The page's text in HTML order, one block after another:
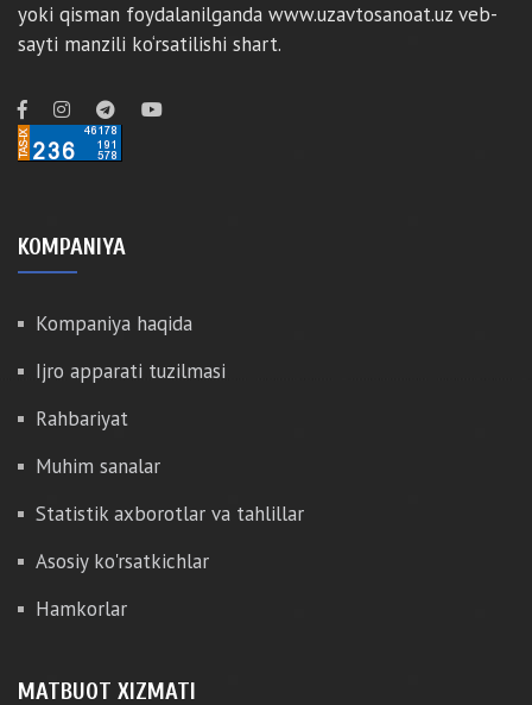
yoki qisman foydalanilganda www.uzavtosanoat.uz veb-
sayti manzili ko‘rsatilishi shart.
KOMPANIYA
Kompaniya haqida
Ijro apparati tuzilmasi
Rahbariyat
Muhim sanalar
Statistik axborotlar va tahlillar
Asosiy ko'rsatkichlar
Hamkorlar
MATBUOT XIZMATI